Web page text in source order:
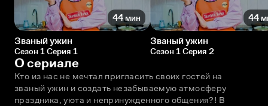
44 мин
Званый ужин
Сезон 1 Серия 1
44
Званый ужин
Сезон 1 Серия 2
О сериале
Кто из нас не мечтал пригласить своих гостей на
званый ужин и создать незабываемую атмосферу
праздника, уюта и непринужденного общения?! В